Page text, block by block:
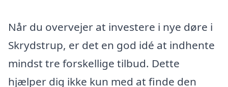
Når du overvejer at investere i nye døre i
Skrydstrup, er det en god idé at indhente
mindst tre forskellige tilbud. Dette
hjælper dig ikke kun med at finde den